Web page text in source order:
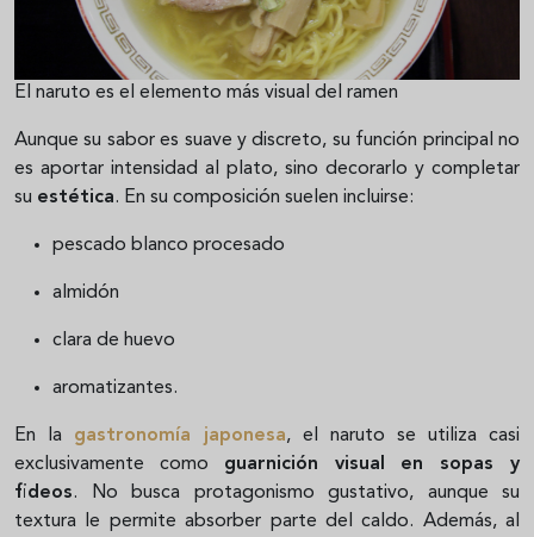
El naruto es el elemento más visual del ramen
Aunque su sabor es suave y discreto, su función principal no
es aportar intensidad al plato, sino decorarlo y completar
su estética. En su composición suelen incluirse:
pescado blanco procesado
almidón
clara de huevo
aromatizantes.
En la gastronomía japonesa, el naruto se utiliza casi
exclusivamente como guarnición visual en sopas y
fideos. No busca protagonismo gustativo, aunque su
textura le permite absorber parte del caldo. Además, al